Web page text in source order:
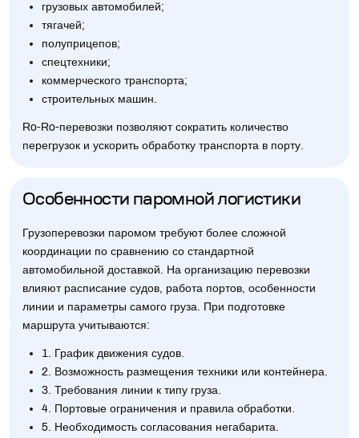
грузовых автомобилей;
тягачей;
полуприцепов;
спецтехники;
коммерческого транспорта;
строительных машин.
Ro-Ro-перевозки позволяют сократить количество
перегрузок и ускорить обработку транспорта в порту.
Особенности паромной логистики
Грузоперевозки паромом требуют более сложной
координации по сравнению со стандартной
автомобильной доставкой. На организацию перевозки
влияют расписание судов, работа портов, особенности
линии и параметры самого груза. При подготовке
маршрута учитываются:
1. График движения судов.
2. Возможность размещения техники или контейнера.
3. Требования линии к типу груза.
4. Портовые ограничения и правила обработки.
5. Необходимость согласования негабарита.